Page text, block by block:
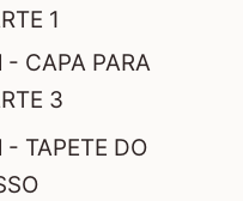
1
CAPA PARA
3
TAPETE DO